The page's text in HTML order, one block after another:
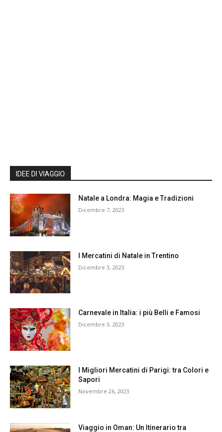
IDEE DI VIAGGIO
Natale a Londra: Magia e Tradizioni
Dicembre 7, 2023
I Mercatini di Natale in Trentino
Dicembre 3, 2023
Carnevale in Italia: i più Belli e Famosi
Dicembre 3, 2023
I Migliori Mercatini di Parigi: tra Colori e
Sapori
Novembre 26, 2023
Viaggio in Oman: Un Itinerario tra